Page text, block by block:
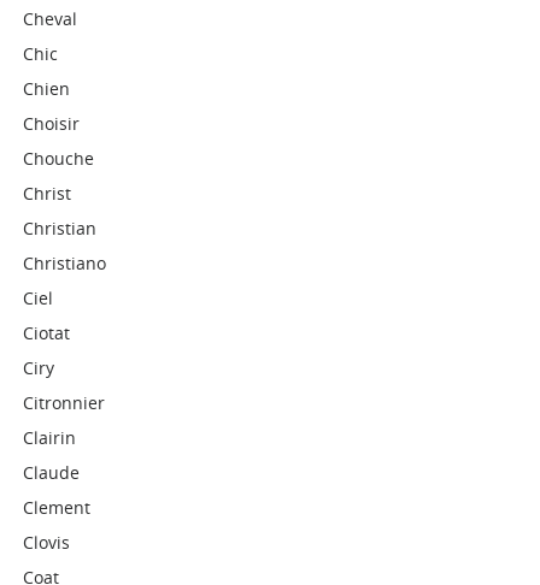
Cheval
Chic
Chien
Choisir
Chouche
Christ
Christian
Christiano
Ciel
Ciotat
Ciry
Citronnier
Clairin
Claude
Clement
Clovis
Coat